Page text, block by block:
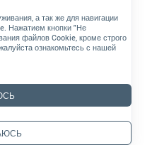
а так же для навигации
Нажатием кнопки "Не
файлов Cookie, кроме строго
ознакомьтесь с нашей